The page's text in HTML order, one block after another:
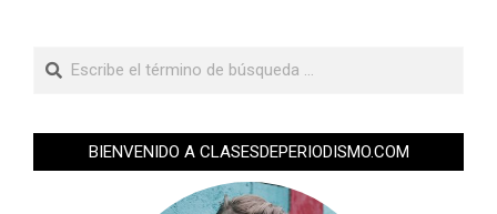
BIENVENIDO A CLASESDEPERIODISMO.COM